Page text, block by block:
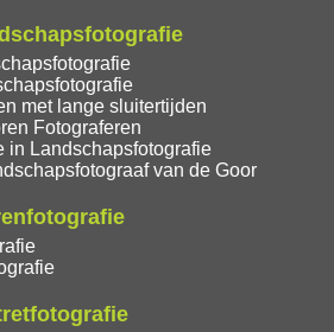
met lange sluitertijden
Fotograferen
in Landschapsfotografie
van de Goor